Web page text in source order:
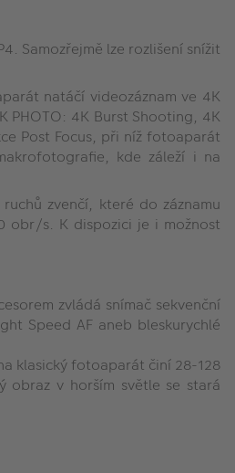
Samozřejmě lze rozlišení snížit
natáčí videozáznam ve 4K
PHOTO: 4K Burst Shooting, 4K
Post Focus, při níž fotoaparát
kde záleží i na
zvenčí, které do záznamu
obr/s. K dispozici je i možnost
zvládá snímač sekvenční
Speed AF aneb bleskurychlé
klasický fotoaparát činí 28-128
obraz v horším světle se stará